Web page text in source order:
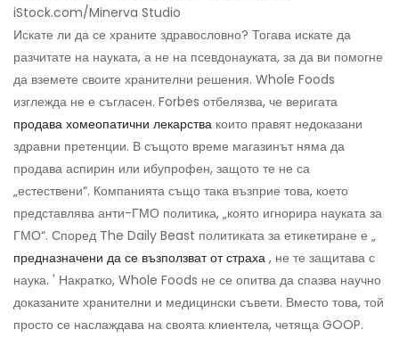
iStock.com/Minerva Studio
Искате ли да се храните здравословно? Тогава искате да
разчитате на науката, а не на псевдонауката, за да ви помогне
да вземете своите хранителни решения. Whole Foods
изглежда не е съгласен. Forbes отбелязва, че веригата
продава хомеопатични лекарства които правят недоказани
здравни претенции. В същото време магазинът няма да
продава аспирин или ибупрофен, защото те не са
„естествени“. Компанията също така възприе това, което
представлява анти-ГМО политика, „която игнорира науката за
ГМО“. Според The ​​Daily Beast политиката за етикетиране е „
предназначени да се възползват от страха , не те защитава с
наука. ' Накратко, Whole Foods не се опитва да спазва научно
доказаните хранителни и медицински съвети. Вместо това, той
просто се наслаждава на своята клиентела, четяща GOOP.